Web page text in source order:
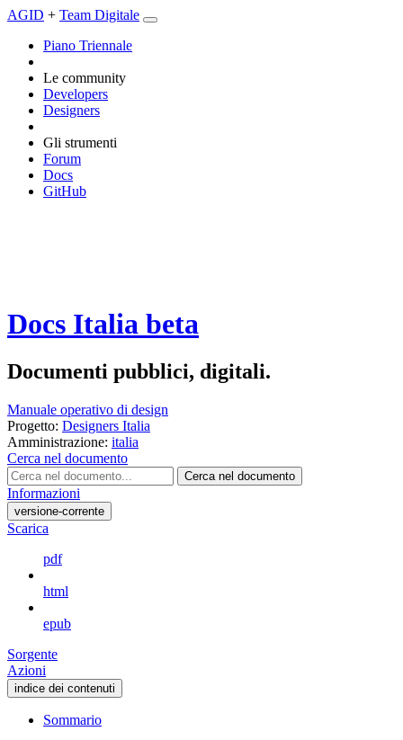
AGID + Team Digitale
Piano Triennale
Le community
Developers
Designers
Gli strumenti
Forum
Docs
GitHub
Docs Italia beta
Documenti pubblici, digitali.
Manuale operativo di design
Progetto: Designers Italia
Amministrazione: italia
Cerca nel documento
Cerca nel documento
Informazioni
versione-corrente
Scarica
pdf
html
epub
Sorgente
Azioni
indice dei contenuti
Sommario